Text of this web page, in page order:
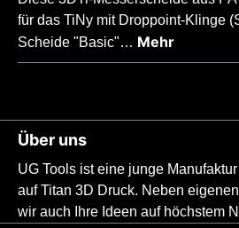
für das TiNy mit Droppoint-Klinge
Scheide "Basic"… Mehr
Über uns
UG Tools ist eine junge
auf Titan 3D Druck. Neben
wir auch Ihre Ideen auf höchstem